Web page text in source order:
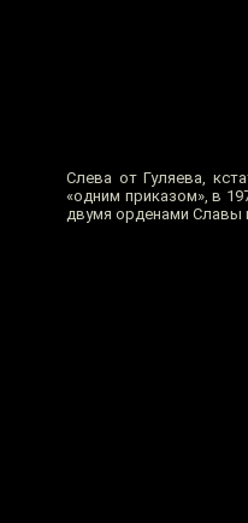
Слева от Гуляева,
«одним приказом», в
двумя орденами Славы